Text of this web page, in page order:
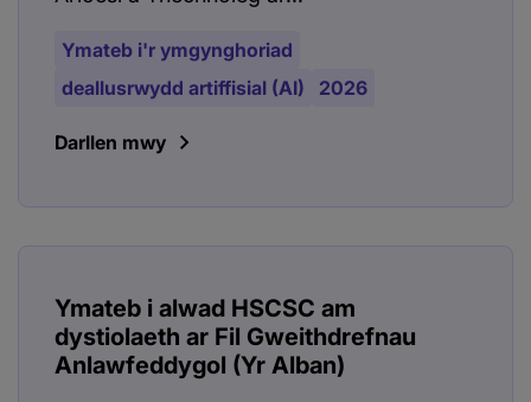
Ymateb i'r ymgynghoriad
deallusrwydd artiffisial (AI)
2026
Darllen mwy
Ymateb i alwad HSCSC am
dystiolaeth ar Fil Gweithdrefnau
Anlawfeddygol (Yr Alban)